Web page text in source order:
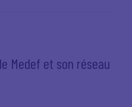
Medef et son réseau